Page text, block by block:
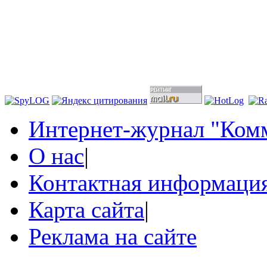
Интернет-журнал
О нас|
Контактная
Карта сайта|
Реклама на сайте